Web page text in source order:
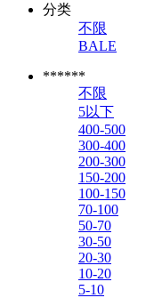
分类
不限
BALE
******
不限
5以下
400-500
300-400
200-300
150-200
100-150
70-100
50-70
30-50
20-30
10-20
5-10